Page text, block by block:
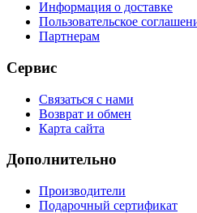
Информация о доставке
Пользовательское
Партнерам
Сервис
Связаться с нами
Возврат и обмен
Карта сайта
Дополнительно
Производители
Подарочный сертификат